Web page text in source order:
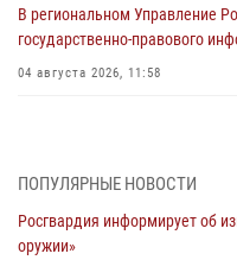
В региональном Управление
государственно-правового
04 августа 2026, 11:58
03 августа 2026, 17:21
21 единицу оружия изъяли
ПОПУЛЯРНЫЕ НОВОСТИ
Росгвардия информирует об
оружии»